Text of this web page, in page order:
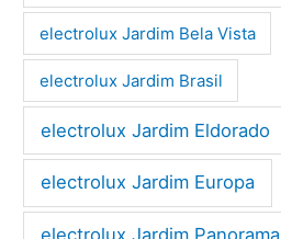
electrolux Jardim Bela Vista
electrolux Jardim Brasil
electrolux Jardim Eldorado
electrolux Jardim Europa
electrolux Jardim Panorama